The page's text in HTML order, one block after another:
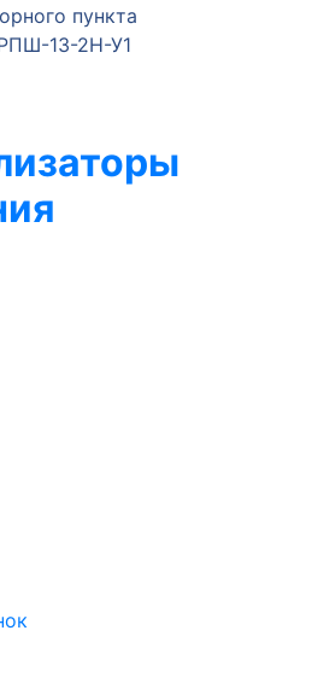
пункта
13-2Н-У1